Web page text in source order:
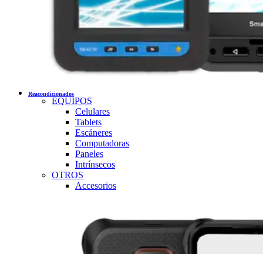
Reacondicionados
EQUIPOS
Celulares
Tablets
Escáneres
Computadoras
Paneles
Intrínsecos
OTROS
Accesorios